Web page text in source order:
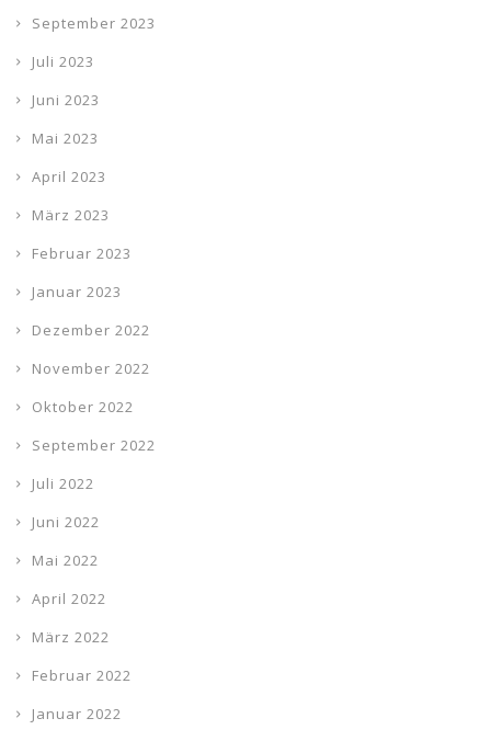
September 2023
Juli 2023
Juni 2023
Mai 2023
April 2023
März 2023
Februar 2023
Januar 2023
Dezember 2022
November 2022
Oktober 2022
September 2022
Juli 2022
Juni 2022
Mai 2022
April 2022
März 2022
Februar 2022
Januar 2022